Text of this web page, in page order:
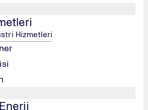
Hizmetleri
aydınlatma otomasyonu, yalıtım
geri kazandığının hesaplanması.
hesaplanması.
ve elden çıkarma maliyetlerinin